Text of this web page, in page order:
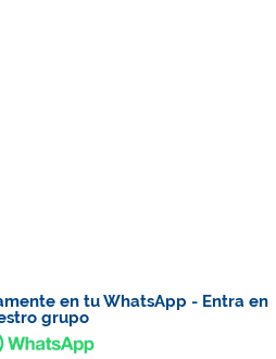
en tu WhatsApp - Entra en
grupo